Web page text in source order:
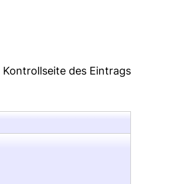
Kontrollseite des Eintrags